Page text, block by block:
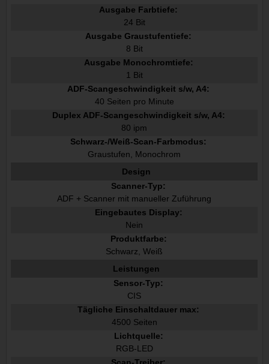
Ausgabe Farbtiefe:
24 Bit
Ausgabe Graustufentiefe:
8 Bit
Ausgabe Monochromtiefe:
1 Bit
ADF-Scangeschwindigkeit s/w, A4:
40 Seiten pro Minute
Duplex ADF-Scangeschwindigkeit s/w, A4:
80 ipm
Schwarz-/Weiß-Scan-Farbmodus:
Graustufen, Monochrom
Design
Scanner-Typ:
ADF + Scanner mit manueller Zuführung
Eingebautes Display:
Nein
Produktfarbe:
Schwarz, Weiß
Leistungen
Sensor-Typ:
CIS
Tägliche Einschaltdauer max:
4500 Seiten
Lichtquelle:
RGB-LED